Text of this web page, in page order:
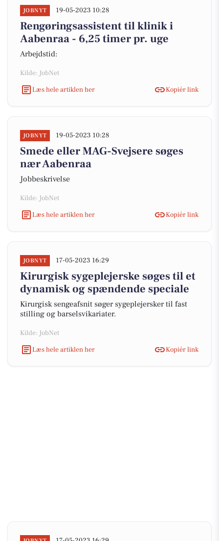
JOBNYT 19-05-2023 10:28
Rengøringsassistent til klinik i
Aabenraa - 6,25 timer pr. uge
Arbejdstid:
Kilde: JobNet
Læs hele artiklen her
Kopiér link
JOBNYT 19-05-2023 10:28
Smede eller MAG-Svejsere søges
nær Aabenraa
Jobbeskrivelse
Kilde: JobNet
Læs hele artiklen her
Kopiér link
JOBNYT 17-05-2023 16:29
Kirurgisk sygeplejerske søges til et
dynamisk og spændende speciale
Kirurgisk sengeafsnit søger sygeplejersker til fast
stilling og barselsvikariater.
Kilde: JobNet
Læs hele artiklen her
Kopiér link